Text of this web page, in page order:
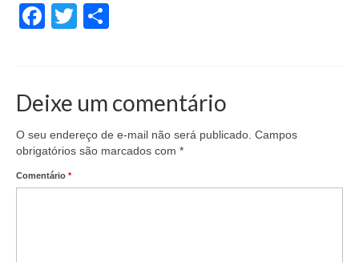
Facebook
Twitter
Deixe um comentário
O seu endereço de e-mail não será publicado. Campos
obrigatórios são marcados com *
Comentário *